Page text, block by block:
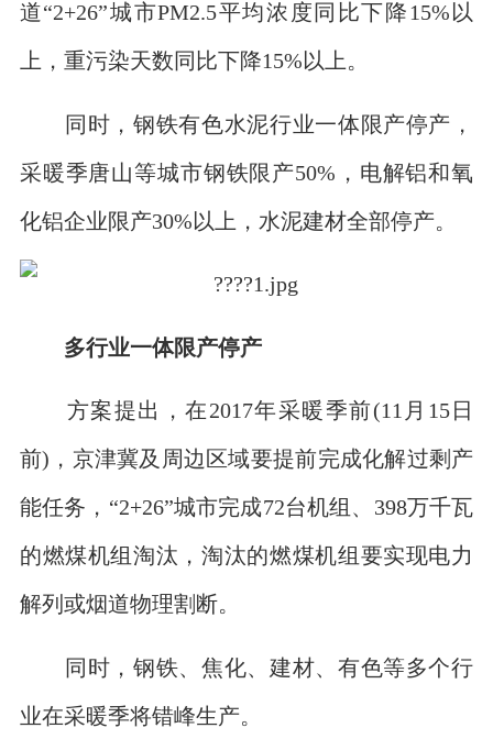
道“2+26”城市PM2.5平均浓度同比下降15%以
上，重污染天数同比下降15%以上。
同时，钢铁有色水泥行业一体限产停产，
采暖季唐山等城市钢铁限产50%，电解铝和氧
化铝企业限产30%以上，水泥建材全部停产。
多行业一体限产停产
方案提出，在2017年采暖季前(11月15日
前)，京津冀及周边区域要提前完成化解过剩产
能任务，“2+26”城市完成72台机组、398万千瓦
的燃煤机组淘汰，淘汰的燃煤机组要实现电力
解列或烟道物理割断。
同时，钢铁、焦化、建材、有色等多个行
业在采暖季将错峰生产。